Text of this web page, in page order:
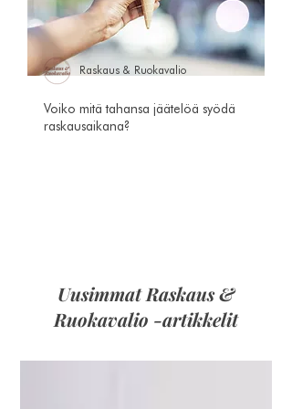
Raskaus & Ruokavalio
Voiko mitä tahansa jäätelöä syödä
raskausaikana?
Uusimmat Raskaus &
Ruokavalio -artikkelit